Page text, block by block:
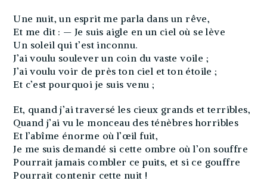
Une nuit, un esprit me parla dans un rêve,
Et me dit : — Je suis aigle en un ciel où se lève
Un soleil qui t’est inconnu.
J’ai voulu soulever un coin du vaste voile ;
J’ai voulu voir de près ton ciel et ton étoile ;
Et c’est pourquoi je suis venu ;
Et, quand j’ai traversé les cieux grands et terribles,
Quand j’ai vu le monceau des ténèbres horribles
Et l’abîme énorme où l’œil fuit,
Je me suis demandé si cette ombre où l’on souffre
Pourrait jamais combler ce puits, et si ce gouffre
Pourrait contenir cette nuit !